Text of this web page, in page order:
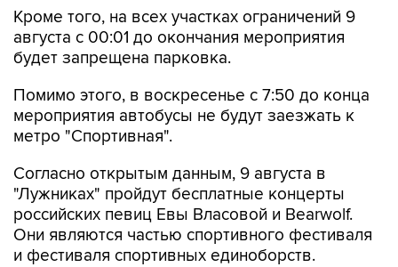
Кроме того, на всех участках ограничений 9
августа с 00:01 до окончания мероприятия
будет запрещена парковка.
Помимо этого, в воскресенье с 7:50 до конца
мероприятия автобусы не будут заезжать к
метро "Спортивная".
Согласно открытым данным, 9 августа в
"Лужниках" пройдут бесплатные концерты
российских певиц Евы Власовой и Bearwolf.
Они являются частью спортивного фестиваля
и фестиваля спортивных единоборств.